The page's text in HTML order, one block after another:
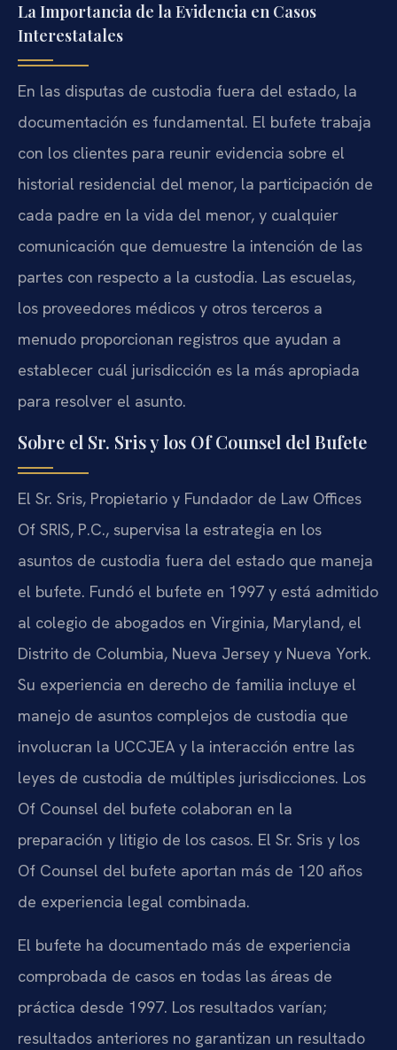
La Importancia de la Evidencia en Casos
Interestatales
En las disputas de custodia fuera del estado, la
documentación es fundamental. El bufete trabaja
con los clientes para reunir evidencia sobre el
historial residencial del menor, la participación de
cada padre en la vida del menor, y cualquier
comunicación que demuestre la intención de las
partes con respecto a la custodia. Las escuelas,
los proveedores médicos y otros terceros a
menudo proporcionan registros que ayudan a
establecer cuál jurisdicción es la más apropiada
para resolver el asunto.
Sobre el Sr. Sris y los Of Counsel del Bufete
El Sr. Sris, Propietario y Fundador de Law Offices
Of SRIS, P.C., supervisa la estrategia en los
asuntos de custodia fuera del estado que maneja
el bufete. Fundó el bufete en 1997 y está admitido
al colegio de abogados en Virginia, Maryland, el
Distrito de Columbia, Nueva Jersey y Nueva York.
Su experiencia en derecho de familia incluye el
manejo de asuntos complejos de custodia que
involucran la UCCJEA y la interacción entre las
leyes de custodia de múltiples jurisdicciones. Los
Of Counsel del bufete colaboran en la
preparación y litigio de los casos. El Sr. Sris y los
Of Counsel del bufete aportan más de 120 años
de experiencia legal combinada.
El bufete ha documentado más de experiencia
comprobada de casos en todas las áreas de
práctica desde 1997. Los resultados varían;
resultados anteriores no garantizan un resultado